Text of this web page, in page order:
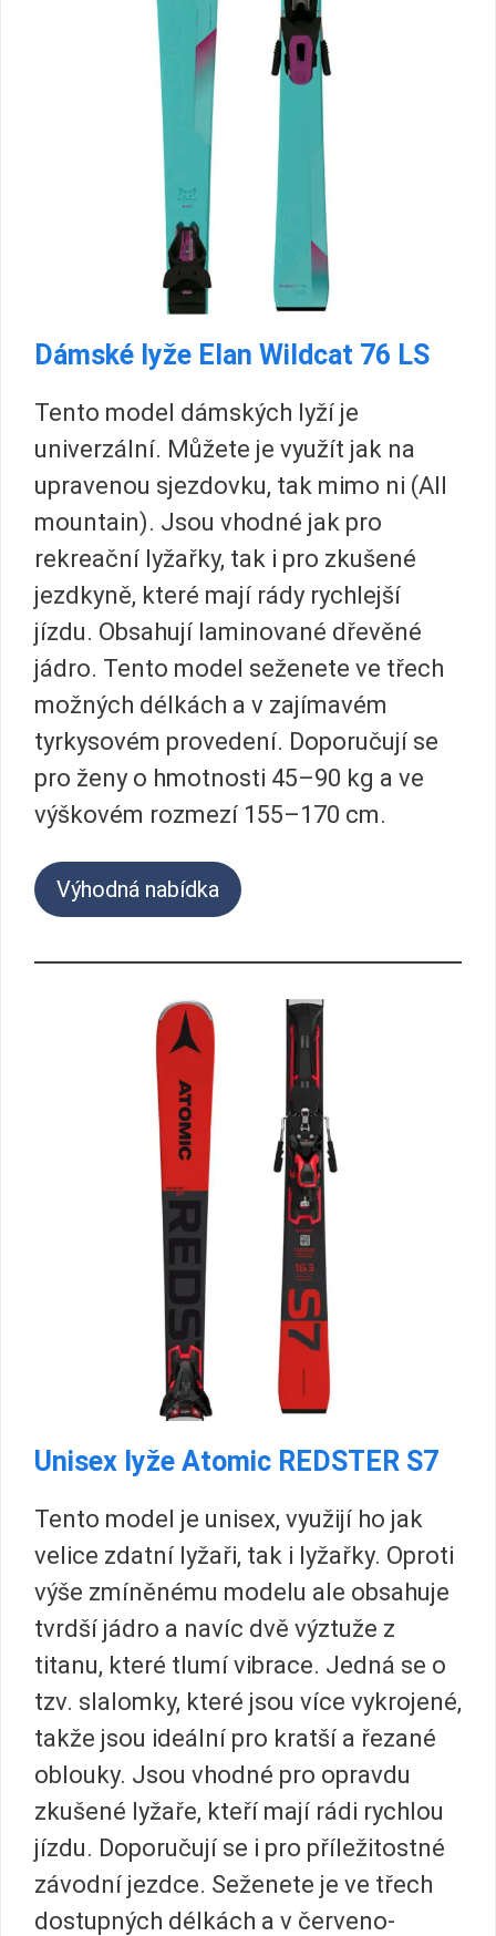
Dámské lyže Elan Wildcat 76 LS
Tento model dámských lyží je
univerzální. Můžete je využít jak na
upravenou sjezdovku, tak mimo ni (All
mountain). Jsou vhodné jak pro
rekreační lyžařky, tak i pro zkušené
jezdkyně, které mají rády rychlejší
jízdu. Obsahují laminované dřevěné
jádro. Tento model seženete ve třech
možných délkách a v zajímavém
tyrkysovém provedení. Doporučují se
pro ženy o hmotnosti 45–90 kg a ve
výškovém rozmezí 155–170 cm.
Výhodná nabídka
Unisex lyže Atomic REDSTER S7
Tento model je unisex, využijí ho jak
velice zdatní lyžaři, tak i lyžařky. Oproti
výše zmíněnému modelu ale obsahuje
tvrdší jádro a navíc dvě výztuže z
titanu, které tlumí vibrace. Jedná se o
tzv. slalomky, které jsou více vykrojené,
takže jsou ideální pro kratší a řezané
oblouky. Jsou vhodné pro opravdu
zkušené lyžaře, kteří mají rádi rychlou
jízdu. Doporučují se i pro příležitostné
závodní jezdce. Seženete je ve třech
dostupných délkách a v červeno-